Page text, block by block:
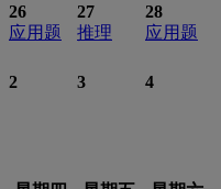
26
应用题
27
推理
28
应用题
2 3 4